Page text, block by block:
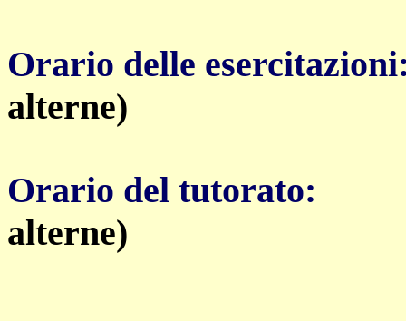
Orario delle
alterne)
Orario del tutorato:
alterne)